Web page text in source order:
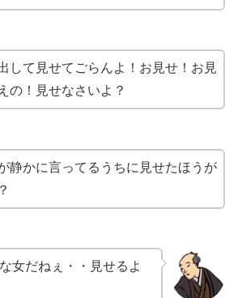
して見せてごらんよ！お見せ！お見
の！見せなさいよ？
静かに言ってるうちに見せたほうが
女だねぇ・・見せるよ